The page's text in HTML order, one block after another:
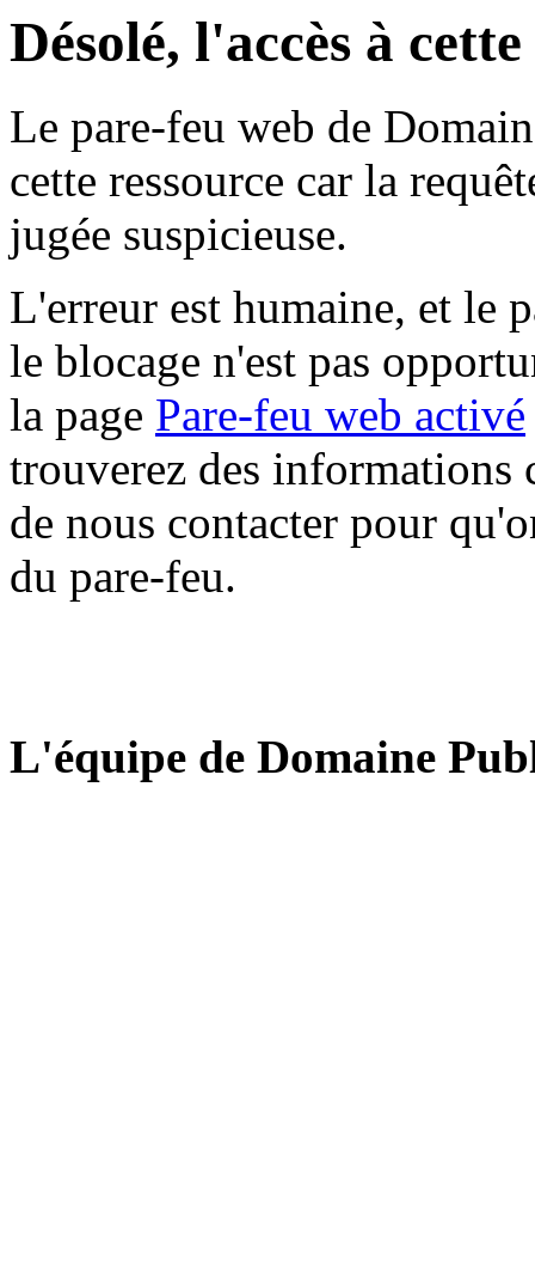
Désolé, l'accès à
Le pare-feu web de
cette ressource car la
jugée suspicieuse.
L'erreur est humaine, et le
le blocage n'est pas
la page Pare-feu web activé
trouverez des informations
de nous contacter pour
du pare-feu.
L'équipe de Domaine